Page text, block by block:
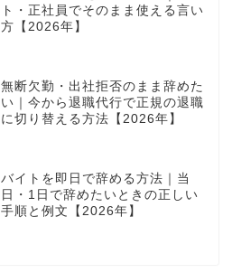
ト・正社員でそのまま使える言い
方【2026年】
無断欠勤・出社拒否のまま辞めた
い｜今から退職代行で正規の退職
に切り替える方法【2026年】
バイトを即日で辞める方法｜当
日・1日で辞めたいときの正しい
手順と例文【2026年】